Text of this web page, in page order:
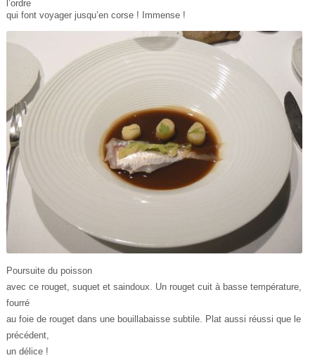
l’ordre
qui font voyager jusqu’en corse ! Immense !
Poursuite du poisson
avec ce rouget, suquet et saindoux. Un rouget cuit à basse température,
fourré
au foie de rouget dans une bouillabaisse subtile. Plat aussi réussi que le
précédent,
un délice !